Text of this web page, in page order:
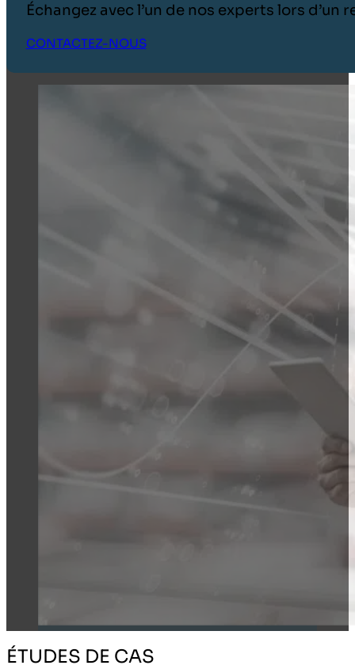
Échangez avec l’un de nos experts lors
CONTACTEZ-NOUS
ÉTUDES DE CAS